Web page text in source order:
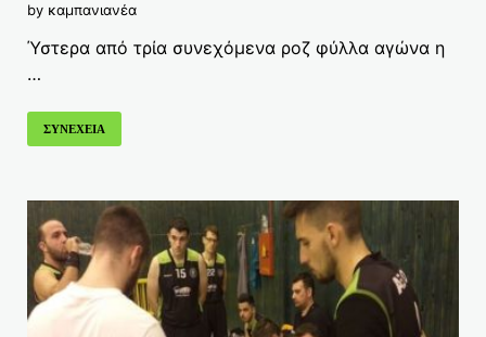
by καμπανιανέα
Ύστερα από τρία συνεχόμενα ροζ φύλλα αγώνα η
…
ΣΥΝΕΧΕΙΑ